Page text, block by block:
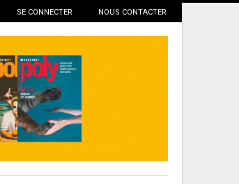
SE CONNECTER NOUS CONTACTER